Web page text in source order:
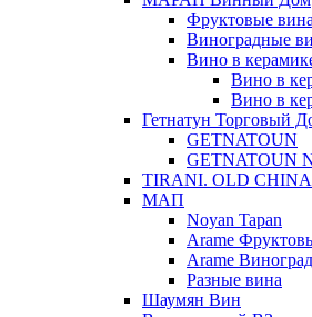
Фруктовые вина
Виноградные
Вино в
Вино в
Вино в
Гетнатун Торговый
GETNATOUN
GETNATOUN
TIRANI. OLD
МАП
Noyan Tapan
Arame
Arame
Разные вина
Шаумян Вин